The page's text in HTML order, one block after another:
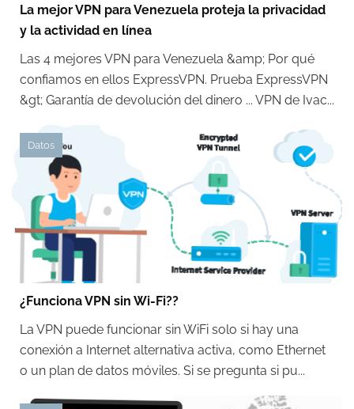
La mejor VPN para Venezuela proteja la privacidad
y la actividad en línea
Las 4 mejores VPN para Venezuela &amp; Por qué
confiamos en ellos ExpressVPN. Prueba ExpressVPN
&gt; Garantía de devolución del dinero ... VPN de Ivac...
Datos
¿Funciona VPN sin Wi-Fi??
La VPN puede funcionar sin WiFi solo si hay una
conexión a Internet alternativa activa, como Ethernet
o un plan de datos móviles. Si se pregunta si pu...